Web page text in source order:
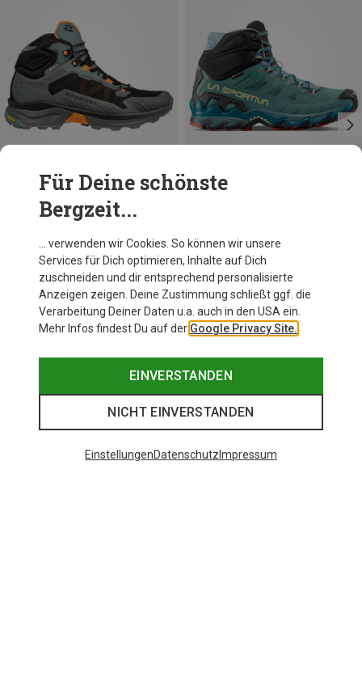
Du sparst 25%
Für Deine schönste
Bergzeit...
… verwenden wir Cookies. So können wir unsere
Services für Dich optimieren, Inhalte auf Dich
zuschneiden und dir entsprechend personalisierte
Anzeigen zeigen. Deine Zustimmung schließt ggf. die
Verarbeitung Deiner Daten u.a. auch in den USA ein.
Mehr Infos findest Du auf der Google Privacy Site.
EINVERSTANDEN
NICHT EINVERSTANDEN
EinstellungenDatenschutz Impressum